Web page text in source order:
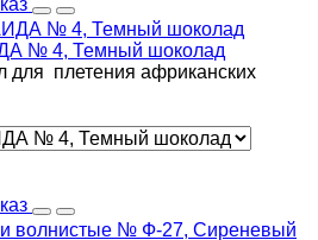
№ 4, Темный шоколад
для плетения африканских